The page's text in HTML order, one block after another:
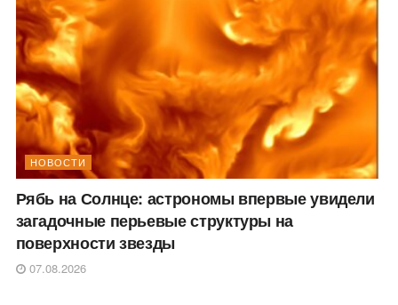
НОВОСТИ
Рябь на Солнце: астрономы впервые увидели
загадочные перьевые структуры на
поверхности звезды
07.08.2026